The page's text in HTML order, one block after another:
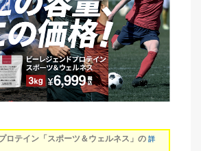
ロテイン「スポーツ＆ウェルネス」の 詳